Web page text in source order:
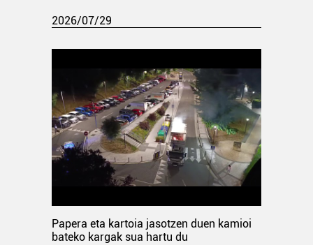
2026/07/29
Papera eta kartoia jasotzen duen kamioi
bateko kargak sua hartu du